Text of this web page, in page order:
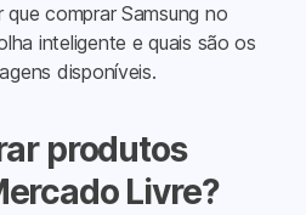
comprar Samsung no
inteligente e quais são os
disponíveis.
produtos
Livre?